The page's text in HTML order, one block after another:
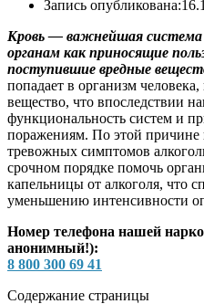
Запись опубликована:
Кровь — важнейшая система
органам как приносящие
поступившие вредные
попадает в организм
вещество, что впоследствии
функциональность систем и
поражениям. По этой причине
тревожных симптомов
срочном порядке помочь
капельницы от алкоголя, что
уменьшению интенсивности
Номер телефона нашей
анонимный!):
8 800 300 69 41
Содержание страницы